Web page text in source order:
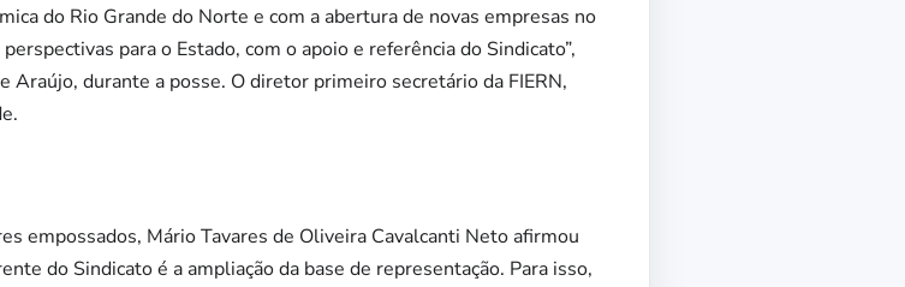
do Rio Grande do Norte e com a abertura de novas empresas no
para o Estado, com o apoio e referência do Sindicato”,
Araújo, durante a posse. O diretor primeiro secretário da FIERN,
empossados, Mário Tavares de Oliveira Cavalcanti Neto afirmou
do Sindicato é a ampliação da base de representação. Para isso,